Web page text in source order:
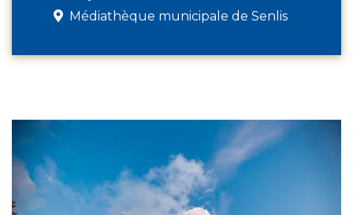
Médiathèque municipale de Senlis